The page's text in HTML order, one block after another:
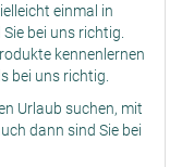
einmal in
bei uns richtig.
kennenlernen
bei uns richtig.
Urlaub suchen, mit
dann sind Sie bei